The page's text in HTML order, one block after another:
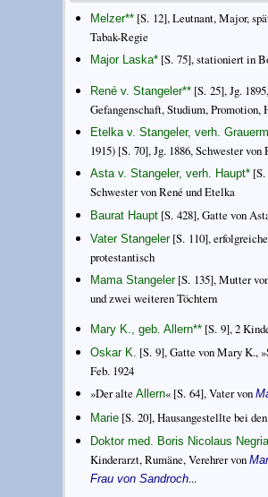
Melzer** [S. 12], Leutnant, Major,
Tabak-Regie
Major Laska* [S. 75], stationiert in
René v. Stangeler** [S. 25], Jg.
Gefangenschaft, Studium, Promotion,
Etelka v. Stangeler, verh.
1915) [S. 70], Jg. 1886, Schwester von
Asta v. Stangeler, verh. Haupt*
Schwester von René und Etelka
Baurat Haupt [S. 428], Gatte von
Vater Stangeler[S. 110],
protestantisch
Mama Stangeler[S. 135], Mutter
und zwei weiteren Töchtern
Mary K., geb. Allern** [S. 9], 2
Oskar K. [S. 9], Gatte von Mary K.,
Feb. 1924
»Der alteAllern« [S. 64], Vater von
Marie [S. 20], Hausangestellte bei
Doktor med. Boris Nicolaus
Kinderarzt, Rumäne, Verehrer von
Frau von Sandroch...